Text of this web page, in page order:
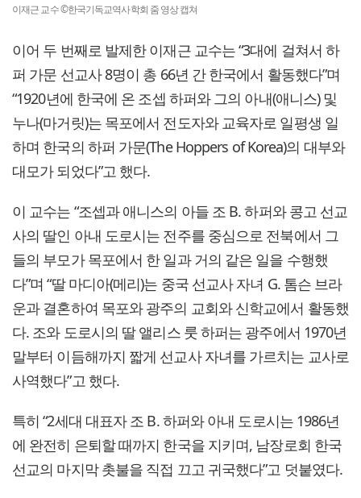
이재근 교수 ©한국기독교역사학회 줌 영상 캡쳐
이어 두 번째로 발제한 이재근 교수는 “3대에 걸쳐서 하
퍼 가문 선교사 8명이 총 66년 간 한국에서 활동했다”며
“1920년에 한국에 온 조셉 하퍼와 그의 아내(애니스) 및
누나(마거릿)는 목포에서 전도자와 교육자로 일평생 일
하며 한국의 하퍼 가문(The Hoppers of Korea)의 대부와
대모가 되었다”고 했다.
이 교수는 “조셉과 애니스의 아들 조 B. 하퍼와 콩고 선교
사의 딸인 아내 도로시는 전주를 중심으로 전북에서 그
들의 부모가 목포에서 한 일과 거의 같은 일을 수행했
다”며 “딸 마디아(메리)는 중국 선교사 자녀 G. 톰슨 브라
운과 결혼하여 목포와 광주의 교회와 신학교에서 활동했
다. 조와 도로시의 딸 앨리스 룻 하퍼는 광주에서 1970년
말부터 이듬해까지 짧게 선교사 자녀를 가르치는 교사로
사역했다”고 했다.
특히 “2세대 대표자 조 B. 하퍼와 아내 도로시는 1986년
에 완전히 은퇴할 때까지 한국을 지키며, 남장로회 한국
선교의 마지막 촛불을 직접 끄고 귀국했다”고 덧붙였다.